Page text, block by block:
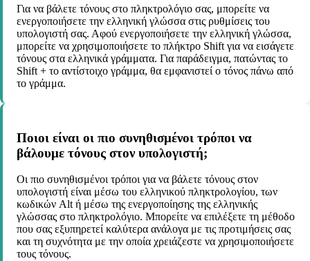
Για να βάλετε τόνους στο πληκτρολόγιο σας, μπορείτε να
ενεργοποιήσετε την ελληνική γλώσσα στις ρυθμίσεις του
υπολογιστή σας. Αφού ενεργοποιήσετε την ελληνική γλώσσα,
μπορείτε να χρησιμοποιήσετε το πλήκτρο Shift για να εισάγετε
τόνους στα ελληνικά γράμματα. Για παράδειγμα, πατώντας το
Shift + το αντίστοιχο γράμμα, θα εμφανιστεί ο τόνος πάνω από
το γράμμα.
Ποιοι είναι οι πιο συνηθισμένοι τρόποι να
βάλουμε τόνους στον υπολογιστή;
Οι πιο συνηθισμένοι τρόποι για να βάλετε τόνους στον
υπολογιστή είναι μέσω του ελληνικού πληκτρολογίου, των
κωδικών Alt ή μέσω της ενεργοποίησης της ελληνικής
γλώσσας στο πληκτρολόγιο. Μπορείτε να επιλέξετε τη μέθοδο
που σας εξυπηρετεί καλύτερα ανάλογα με τις προτιμήσεις σας
και τη συχνότητα με την οποία χρειάζεστε να χρησιμοποιήσετε
τους τόνους.